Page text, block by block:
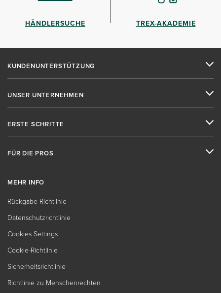
HÄNDLERSUCHE TREX-AKADEMIE
KUNDENUNTERSTÜTZUNG
UNSER UNTERNEHMEN
ERSTE SCHRITTE
FÜR DIE PROS
MEHR INFO
Rückgabe-Richtlinie
Datenschutzrichtlinie
Cookies Settings
Cookie-Richtlinie
Sicherheitsrichtlinie
Richtlinie zu Menschenrechten